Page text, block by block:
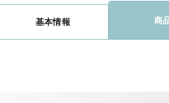
基本情報 商